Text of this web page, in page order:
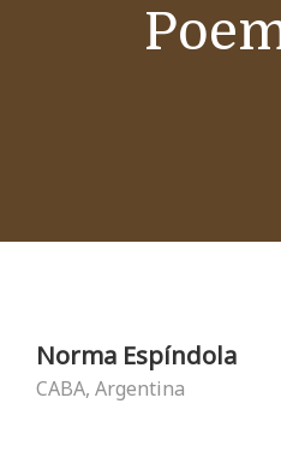
Norma Espíndola
CABA, Argentina